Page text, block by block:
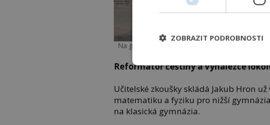
Na gymnáziu v Hradci Králové zažije
Reformátor češtiny a vynálezce
Učitelské zkoušky skládá Jakub Hron
matematiku a fyziku pro nižší
na klasická gymnázia.
ZOBRAZIT PODROBNOSTI